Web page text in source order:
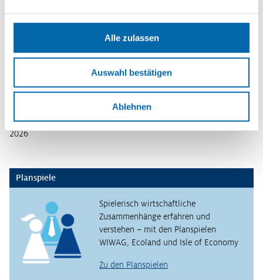
Alle zulassen
Auswahl bestätigen
Ablehnen
Methoden
Schlagwörter
Erscheinungsjahr
2026
Planspiele
Spielerisch wirtschaftliche
Zusammenhänge erfahren und
verstehen – mit den Planspielen
WIWAG, Ecoland und Isle of Economy
Zu den Planspielen